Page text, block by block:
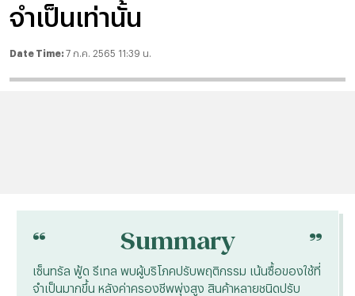
จำเป็นเท่านั้น
Date Time: 7 ก.ค. 2565 11:39 น.
“ Summary “
เซ็นทรัล ฟู้ด รีเทล พบผู้บริโภคปรับพฤติกรรม เน้นซื้อของใช้ที่
จำเป็นมากขึ้น หลังค่าครองชีพพุ่งสูง สินค้าหลายชนิดปรับ